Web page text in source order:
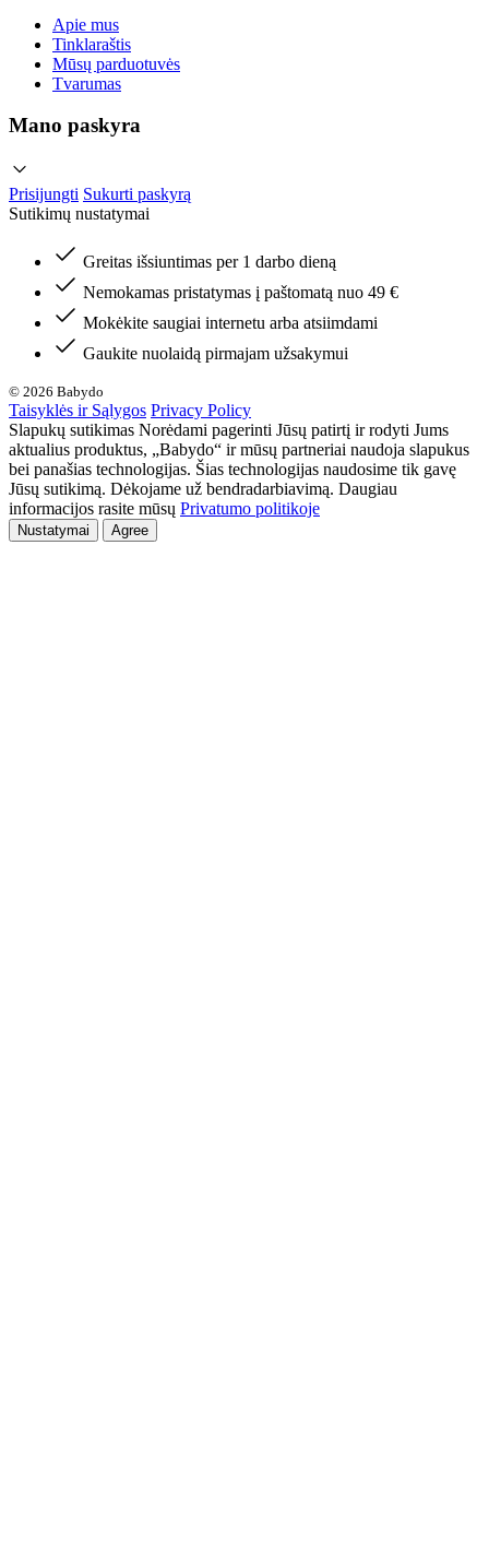
Apie mus
Tinklaraštis
Mūsų parduotuvės
Tvarumas
Mano paskyra
Prisijungti Sukurti paskyrą
Sutikimų nustatymai
Greitas išsiuntimas per 1 darbo dieną
Nemokamas pristatymas į paštomatą nuo 49 €
Mokėkite saugiai internetu arba atsiimdami
Gaukite nuolaidą pirmajam užsakymui
© 2026 Babydo
Taisyklės ir Sąlygos Privacy Policy
Slapukų sutikimas Norėdami pagerinti Jūsų patirtį ir rodyti Jums
aktualius produktus, „Babydo“ ir mūsų partneriai naudoja slapukus
bei panašias technologijas. Šias technologijas naudosime tik gavę
Jūsų sutikimą. Dėkojame už bendradarbiavimą. Daugiau
informacijos rasite mūsų Privatumo politikoje
Nustatymai Agree